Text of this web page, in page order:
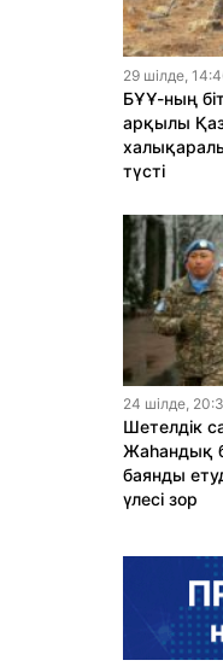
29 шiлде,
БҰҰ-ның
арқылы
түсті
24 шiлде,
Шетелдік
Жаһандық
баянды
үлесі зор